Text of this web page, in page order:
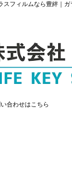
スフィルムなら豊絆｜
合わせはこちら